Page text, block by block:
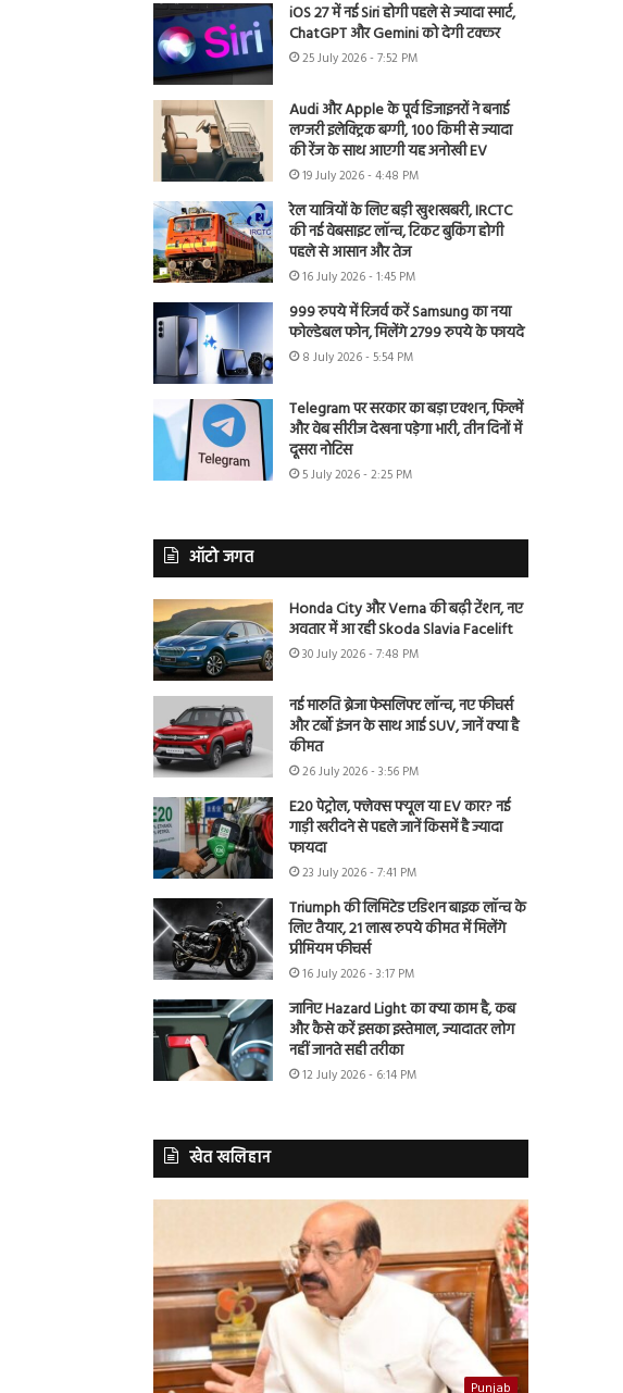
iOS 27 में नई Siri होगी पहले से ज्यादा स्मार्ट,
ChatGPT और Gemini को देगी टक्कर
25 July 2026 - 7:52 PM
Audi और Apple के पूर्व डिजाइनरों ने बनाई
लग्जरी इलेक्ट्रिक बग्गी, 100 किमी से ज्यादा
की रेंज के साथ आएगी यह अनोखी EV
19 July 2026 - 4:48 PM
रेल यात्रियों के लिए बड़ी खुशखबरी, IRCTC
की नई वेबसाइट लॉन्च, टिकट बुकिंग होगी
पहले से आसान और तेज
16 July 2026 - 1:45 PM
999 रुपये में रिजर्व करें Samsung का नया
फोल्डेबल फोन, मिलेंगे 2799 रुपये के फायदे
8 July 2026 - 5:54 PM
Telegram पर सरकार का बड़ा एक्शन, फिल्में
और वेब सीरीज देखना पड़ेगा भारी, तीन दिनों में
दूसरा नोटिस
5 July 2026 - 2:25 PM
ऑटो जगत
Honda City और Verna की बढ़ी टेंशन, नए
अवतार में आ रही Skoda Slavia Facelift
30 July 2026 - 7:48 PM
नई मारुति ब्रेजा फेसलिफ्ट लॉन्च, नए फीचर्स
और टर्बो इंजन के साथ आई SUV, जानें क्या है
कीमत
26 July 2026 - 3:56 PM
E20 पेट्रोल, फ्लेक्स फ्यूल या EV कार? नई
गाड़ी खरीदने से पहले जानें किसमें है ज्यादा
फायदा
23 July 2026 - 7:41 PM
Triumph की लिमिटेड एडिशन बाइक लॉन्च के
लिए तैयार, 21 लाख रुपये कीमत में मिलेंगे
प्रीमियम फीचर्स
16 July 2026 - 3:17 PM
जानिए Hazard Light का क्या काम है, कब
और कैसे करें इसका इस्तेमाल, ज्यादातर लोग
नहीं जानते सही तरीका
12 July 2026 - 6:14 PM
खेत खलिहान
Punjab